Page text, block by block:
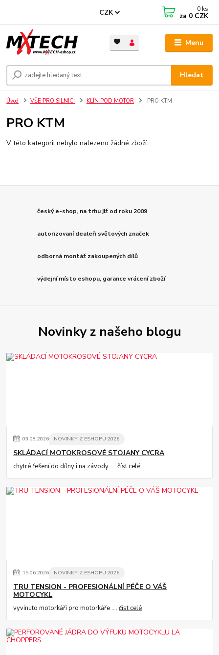
Menu
CZK
Hledat
0 ks
za 0 CZK
Úvod VŠE PRO SILNICI KLÍN POD MOTOR PRO KTM
PRO KTM
V této kategorii nebylo nalezeno žádné zboží.
český e-shop, na trhu již od roku 2009
autorizovaní dealeři světových značek
odborná montáž zakoupených dílů
výdejní místo eshopu, garance vrácení zboží
Novinky z našeho blogu
03.08.2026 NOVINKY Z ESHOPU 2026
SKLÁDACÍ MOTOKROSOVÉ STOJANY CYCRA
chytré řešení do dílny i na závody ....číst celé
15.06.2026 NOVINKY Z ESHOPU 2026
TRU TENSION - PROFESIONÁLNÍ PÉČE O VÁŠ
MOTOCYKL
vyvinuto motorkáři pro motorkáře ....číst celé